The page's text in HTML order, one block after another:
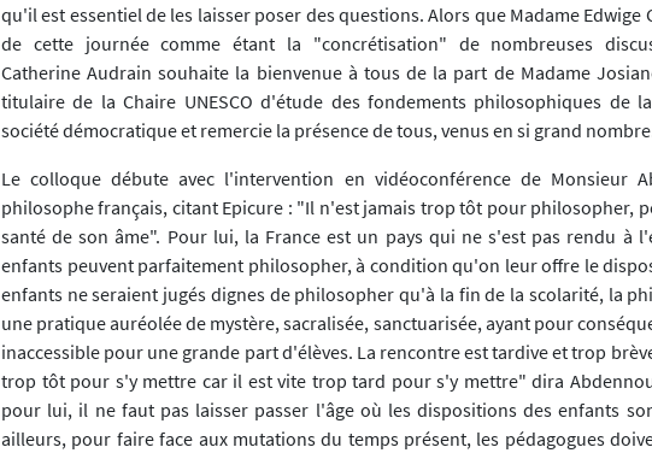
qu'il est essentiel de les laisser poser des questions. Alors que Madame Edwige
de cette journée comme étant la "concrétisation" de nombreuses
Catherine Audrain souhaite la bienvenue à tous de la part de Madame
titulaire de la Chaire UNESCO d'étude des fondements philosophiques de
société démocratique et remercie la présence de tous, venus en si grand
Le colloque débute avec l'intervention en vidéoconférence de Monsieur
philosophe français, citant Epicure : "Il n'est jamais trop tôt pour philosopher,
santé de son âme". Pour lui, la France est un pays qui ne s'est pas rendu à
enfants peuvent parfaitement philosopher, à condition qu'on leur offre le
enfants ne seraient jugés dignes de philosopher qu'à la fin de la scolarité, la
une pratique auréolée de mystère, sacralisée, sanctuarisée, ayant pour
inaccessible pour une grande part d'élèves. La rencontre est tardive et trop
trop tôt pour s'y mettre car il est vite trop tard pour s'y mettre" dira
pour lui, il ne faut pas laisser passer l'âge où les dispositions des enfants
ailleurs, pour faire face aux mutations du temps présent, les pédagogues